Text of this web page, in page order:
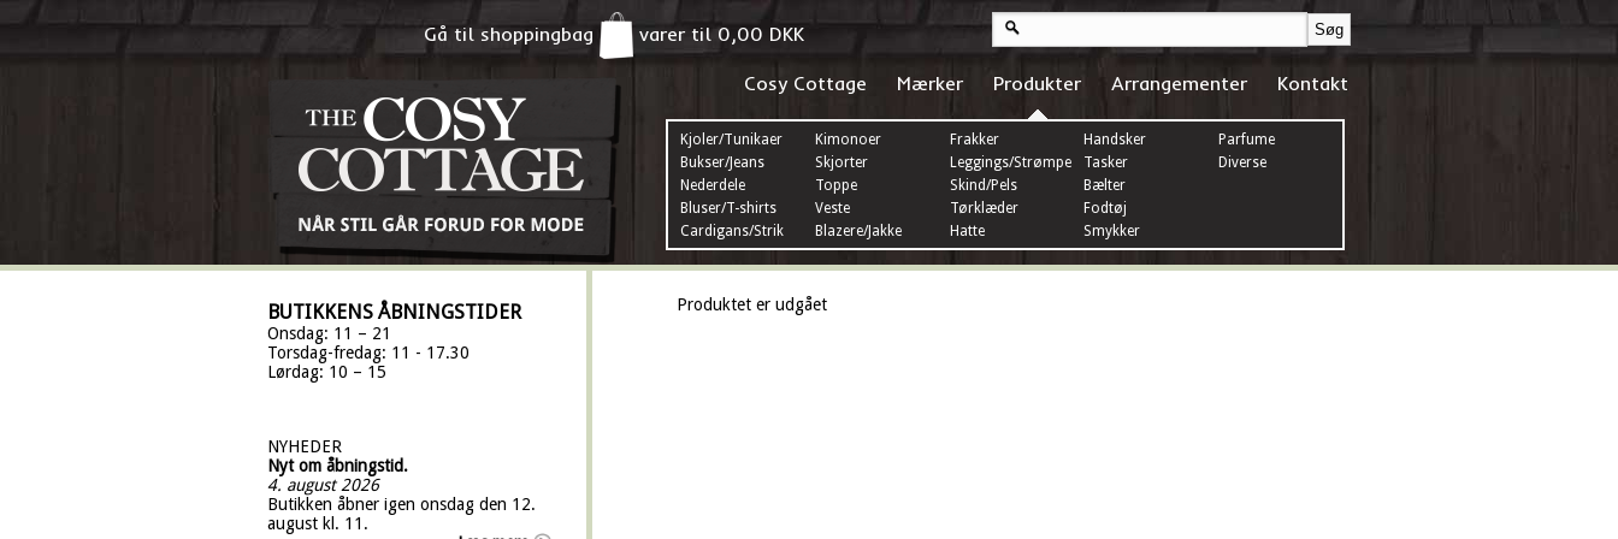
Gå til shoppingbag varer til0,00 DKK
Cosy Cottage Mærker Produkter
Kjoler/Tunikaer
Bukser/Jeans
Nederdele
Bluser/T-shirts
Cardigans/Strik
Kimonoer
Skjorter
Toppe
Veste
Blazere/Jakke
Frakker
Leggings/Strømper
Skind/Pels
Tørklæder
Hatte
Handsker
Tasker
Bælter
Fodtøj
Smykker
Parfume
Diverse
Arrangementer Kontakt
BUTIKKENS ÅBNINGSTIDER
Onsdag: 11 – 21
Torsdag-fredag: 11 - 17.30
Lørdag: 10 – 15
NYHEDER
Nyt om åbningstid.
4. august 2026
Butikken åbner igen onsdag den 12.
august kl. 11.
Produktet er udgået